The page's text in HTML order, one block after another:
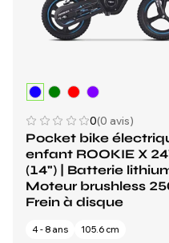
0(0 avis)
Pocket bike
enfant ROOKIE X
(14") | Batterie
Moteur brushless
Frein à disque
4 - 8 ans 105.6 cm